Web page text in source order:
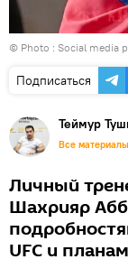
© Photo : Social media
Подписаться
Теймур
Все материалы
Личный
Шахрияр
UFC и